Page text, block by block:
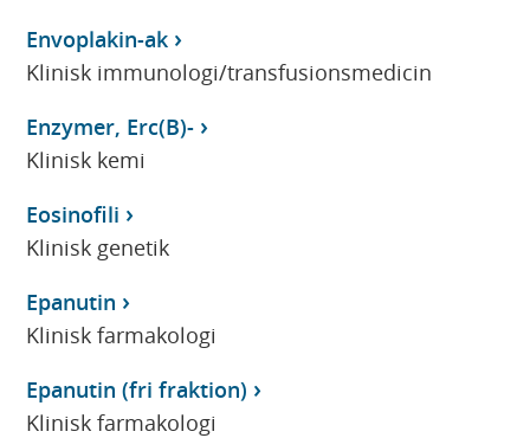
Envoplakin-ak
Klinisk immunologi/transfusionsmedicin
Enzymer, Erc(B)-
Klinisk kemi
Eosinofili
Klinisk genetik
Epanutin
Klinisk farmakologi
Epanutin (fri fraktion)
Klinisk farmakologi